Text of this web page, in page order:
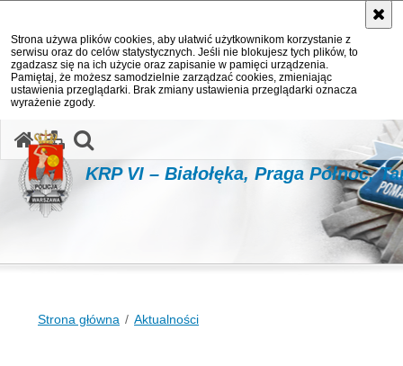
Strona używa plików cookies, aby ułatwić użytkownikom korzystanie z
serwisu oraz do celów statystycznych. Jeśli nie blokujesz tych plików, to
zgadzasz się na ich użycie oraz zapisanie w pamięci urządzenia.
Pamiętaj, że możesz samodzielnie zarządzać cookies, zmieniając
ustawienia przeglądarki. Brak zmiany ustawienia przeglądarki oznacza
wyrażenie zgody.
KRP VI – Białołęka, Praga Północ,
Strona główna Aktualności